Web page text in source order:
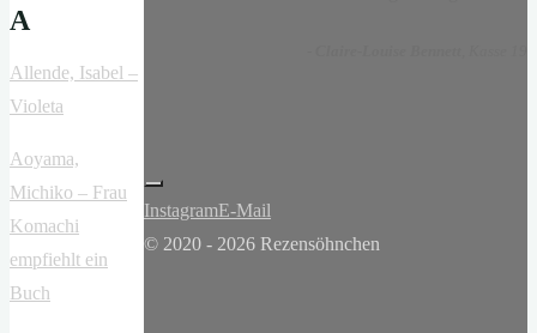
A
Allende, Isabel –
Violeta
Aoyama,
Michiko – Frau
Komachi
empfiehlt ein
Buch
InstagramE-Mail
© 2020 - 2026 Rezensöhnchen